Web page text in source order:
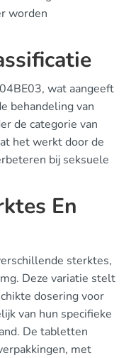
worden
wat aangeeft
behandeling van
de categorie van
het werkt door de
bij seksuele
En
sterktes,
Deze variatie stelt
dosering voor
van hun specifieke
De tabletten
met